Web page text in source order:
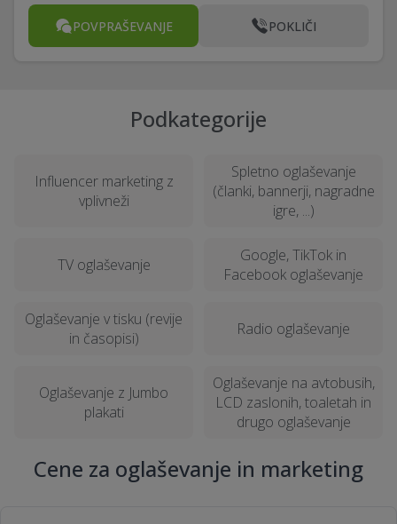
POVPRAŠEVANJE POKLIČI
Podkategorije
Influencer marketing z
vplivneži
Spletno oglaševanje
(članki, bannerji, nagradne
igre, ...)
TV oglaševanje
Google, TikTok in
Facebook oglaševanje
Oglaševanje v tisku (revije
in časopisi)
Radio oglaševanje
Oglaševanje z Jumbo
plakati
Oglaševanje na avtobusih,
LCD zaslonih, toaletah in
drugo oglaševanje
Cene za oglaševanje in marketing